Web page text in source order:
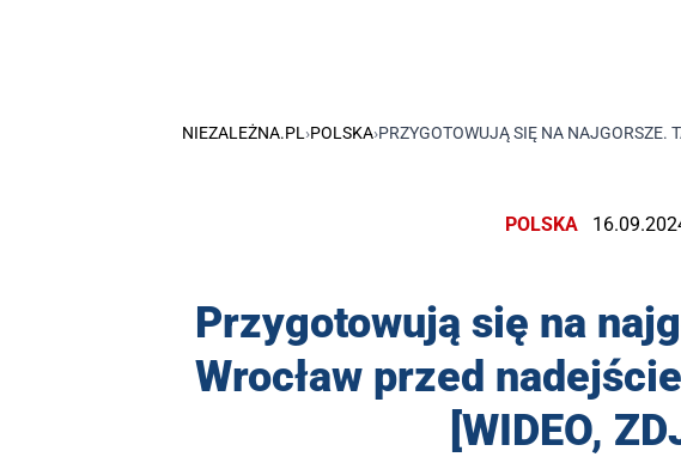
NIEZALEŻNA.PL ›POLSKA›PRZYGOTOWUJĄ SIĘ NA NAJGORSZE.
POLSKA
Przygotowują się na
Wrocław przed
[WIDEO,